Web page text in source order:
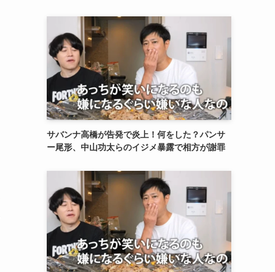
サバンナ高橋が告発で炎上！何をした？パンサ
ー尾形、中山功太らのイジメ暴露で相方が謝罪